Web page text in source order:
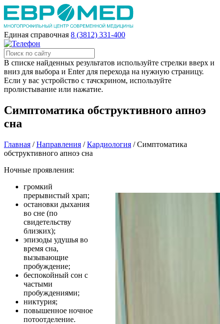
Единая справочная 8 (3812) 331-400
В списке найденных результатов используйте стрелки вверх и
вниз для выбора и Enter для перехода на нужную страницу.
Если у вас устройство с тачскрином, используйте
пролистывание или нажатие.
Симптоматика обструктивного апноэ
сна
Главная /Направления /Кардиология /Симптоматика
обструктивного апноэ сна
Ночные проявления:
громкий
прерывистый храп;
остановки дыхания
во сне (по
свидетельству
близких);
эпизоды удушья во
время сна,
вызывающие
пробуждение;
беспокойный сон с
частыми
пробуждениями;
никтурия;
повышенное ночное
потоотделение.